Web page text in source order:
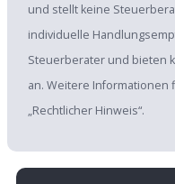
und stellt keine
individuelle
Steuerberater und bieten
an. Weitere Informationen
„Rechtlicher Hinweis“.